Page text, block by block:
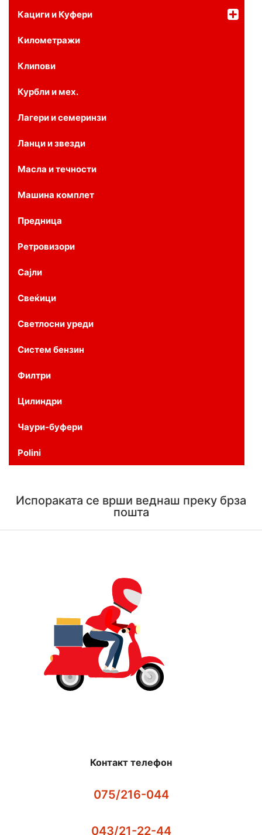
Кациги и Куфери
Километражи
Клипови
Курбли и мех.
Лагери и семеринзи
Ланци и звезди
Масла и течности
Машина комплет
Предница
Ретровизори
Сајли
Свеќици
Светлосни уреди
Систем бензин
Филтри
Цилиндри
Чаури-буфери
Polini
Испораката се врши веднаш преку брза
пошта
Контакт телефон
075/216-044
043/21-22-44